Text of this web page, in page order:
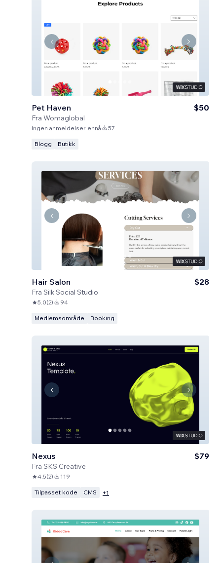
Pet Haven
Fra Womaglobal
$50
Ingen anmeldelser ennå 57
Blogg Butikk
Hair Salon
Fra Silk Social Studio
$28
5.0(2) 94
Medlemsområde Booking
Nexus
Fra SKS Creative
$79
4.5(2) 119
Tilpasset kode CMS +1